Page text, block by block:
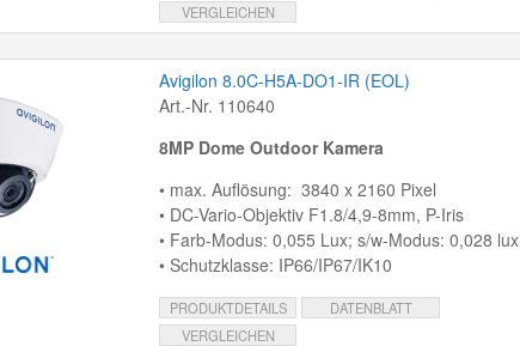
VERGLEICHEN
Avigilon 8.0C-H5A-DO1-IR (EOL)
Art.-Nr. 110640
8MP Dome Outdoor Kamera
• max. Auflösung: 3840 x 2160 Pixel
• DC-Vario-Objektiv F1.8/4,9-8mm, P-Iris
• Farb-Modus: 0,055 Lux; s/w-Modus: 0,028 lux
• Schutzklasse: IP66/IP67/IK10
PRODUKTDETAILS
DATENBLATT
VERGLEICHEN